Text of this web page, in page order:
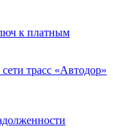
к платным
трасс «Автодор»